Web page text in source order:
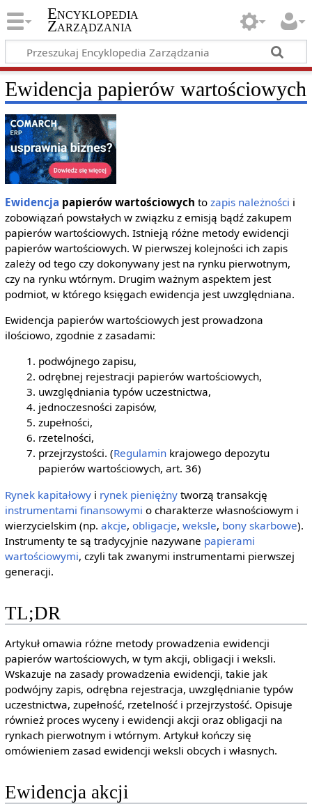
Encyklopedia
Zarządzania
Ewidencja papierów wartościowych
Ewidencja papierów wartościowych to zapis należności i
zobowiązań powstałych w związku z emisją bądź zakupem
papierów wartościowych. Istnieją różne metody ewidencji
papierów wartościowych. W pierwszej kolejności ich zapis
zależy od tego czy dokonywany jest na rynku pierwotnym,
czy na rynku wtórnym. Drugim ważnym aspektem jest
podmiot, w którego księgach ewidencja jest uwzględniana.
Ewidencja papierów wartościowych jest prowadzona
ilościowo, zgodnie z zasadami:
podwójnego zapisu,
odrębnej rejestracji papierów wartościowych,
uwzględniania typów uczestnictwa,
jednoczesności zapisów,
zupełności,
rzetelności,
przejrzystości. (Regulamin krajowego depozytu
papierów wartościowych, art. 36)
Rynek kapitałowyi rynek pieniężnytworzą transakcję
instrumentami finansowymi o charakterze własnościowym i
wierzycielskim (np. akcje, obligacje, weksle, bony skarbowe).
Instrumenty te są tradycyjnie nazywane papierami
wartościowymi, czyli tak zwanymi instrumentami pierwszej
generacji.
TL;DR
Artykuł omawia różne metody prowadzenia ewidencji
papierów wartościowych, w tym akcji, obligacji i weksli.
Wskazuje na zasady prowadzenia ewidencji, takie jak
podwójny zapis, odrębna rejestracja, uwzględnianie typów
uczestnictwa, zupełność, rzetelność i przejrzystość. Opisuje
również proces wyceny i ewidencji akcji oraz obligacji na
rynkach pierwotnym i wtórnym. Artykuł kończy się
omówieniem zasad ewidencji weksli obcych i własnych.
Ewidencja akcji